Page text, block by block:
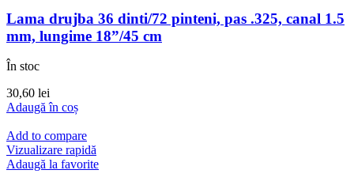
Lama drujba 36 dinti/72 pinteni, pas .325, canal 1.5
mm, lungime 18”/45 cm
În stoc
30,60 lei
Adaugă în coș
Add to compare
Vizualizare rapidă
Adaugă la favorite